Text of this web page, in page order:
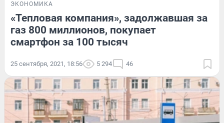
ЭКОНОМИКА
«Тепловая компания», задолжавшая за
газ 800 миллионов, покупает
смартфон за 100 тысяч
25 сентября, 2021, 18:56 5 294 46